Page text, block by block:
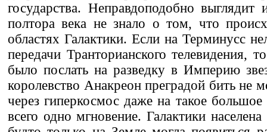
государства. Неправдоподобно
полтора века не знало о том, что
областях Галактики. Если на Терминусс
передачи Транторианского телевидения,
было послать на разведку в Империю
королевство Анакреон преградой бить не
через гиперкосмос даже на такое большое
всего одно мгновение. Галактики